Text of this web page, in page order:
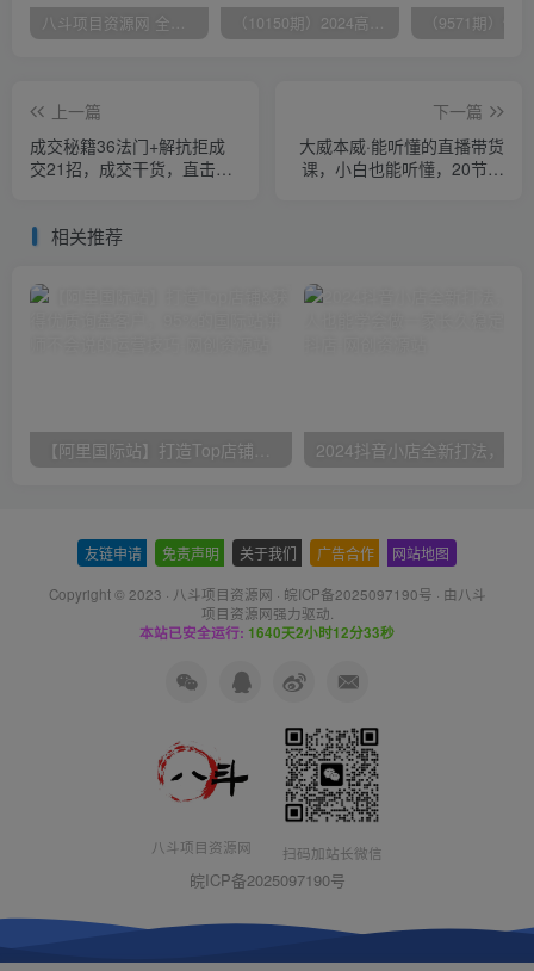
八斗项目资源网 全网正品VIP课程 无损下载~ （10150期）2024高考项目野路子玩法，无限裂变，最高一天1W＋！
上一篇
成交秘籍36法门+解抗拒成
交21招，成交干货，直击痛
下一篇
大威本威·能听懂的直播带货
课，小白也能听懂，20节完
相关推荐
【阿里国际站】打造Top店铺&获得优质询盘客户，​95%的国际站讲师不会说的运营技巧
友链申请 免责声明 关于我们 广告合作 网站地图
Copyright © 2023 · 八斗项目资源网 · 皖ICP备2025097190号 · 由八斗
项目资源网强力驱动.
本站已安全运行: 1640天2小时12分33秒
八斗项目资源网 扫码加站长微信
皖ICP备2025097190号